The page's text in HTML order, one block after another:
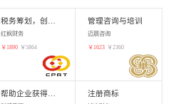
红枫财务
￥ 1890 ￥5864
管理咨询与培训
迈晨咨询
￥ 1623 ￥2360
注册商标